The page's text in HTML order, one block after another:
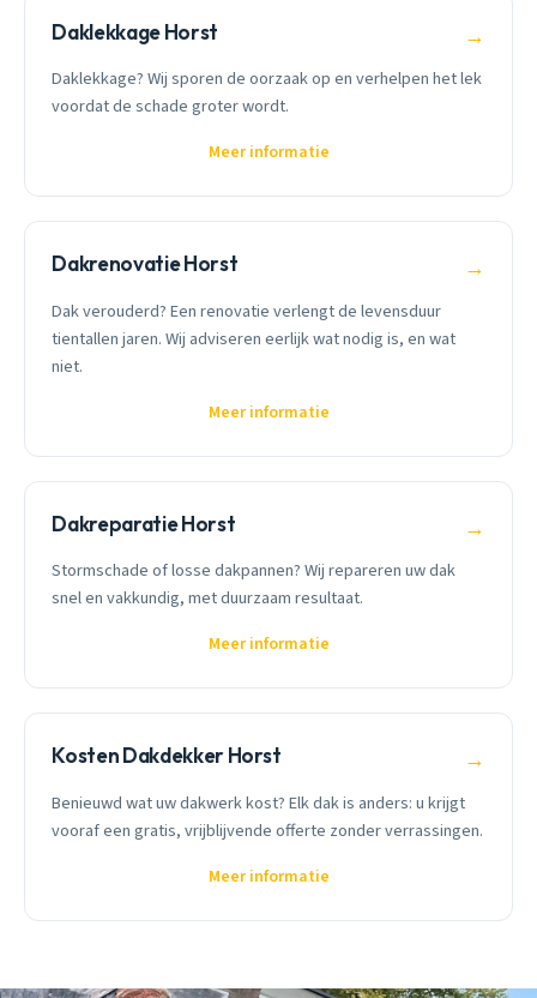
Daklekkage Horst →
Daklekkage? Wij sporen de oorzaak op en verhelpen het lek
voordat de schade groter wordt.
Meer informatie
Dakrenovatie Horst →
Dak verouderd? Een renovatie verlengt de levensduur
tientallen jaren. Wij adviseren eerlijk wat nodig is, en wat
niet.
Meer informatie
Dakreparatie Horst →
Stormschade of losse dakpannen? Wij repareren uw dak
snel en vakkundig, met duurzaam resultaat.
Meer informatie
Kosten Dakdekker Horst →
Benieuwd wat uw dakwerk kost? Elk dak is anders: u krijgt
vooraf een gratis, vrijblijvende offerte zonder verrassingen.
Meer informatie